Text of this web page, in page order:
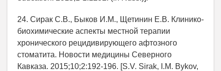
24. Сирак С.В., Быков И.М., Щетинин Е.В. Клинико-
биохимические аспекты местной терапии
хронического рецидивирующего афтозного
стоматита. Новости медицины Северного
Кавказа. 2015;10;2:192-196. [S.V. Sirak, I.M. Bykov,